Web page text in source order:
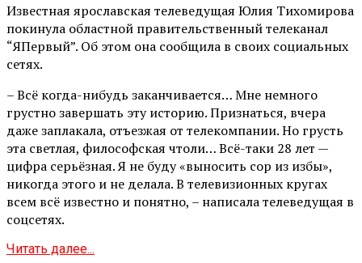
Известная ярославская телеведущая Юлия Тихомирова
покинула областной правительственный телеканал
“ЯПервый”. Об этом она сообщила в своих социальных
сетях.
– Всё когда-нибудь заканчивается… Мне немного
грустно завершать эту историю. Признаться, вчера
даже заплакала, отъезжая от телекомпании. Но грусть
эта светлая, философская чтоли… Всё-таки 28 лет —
цифра серьёзная. Я не буду «выносить сор из избы»,
никогда этого и не делала. В телевизионных кругах
всем всё известно и понятно, – написала телеведущая в
соцсетях.
Читать далее...